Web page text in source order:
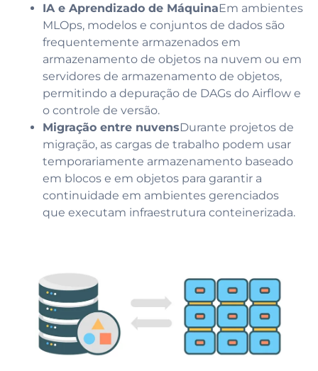
IA e Aprendizado de MáquinaEm ambientes
MLOps, modelos e conjuntos de dados são
frequentemente armazenados em
armazenamento de objetos na nuvem ou em
servidores de armazenamento de objetos,
permitindo a depuração de DAGs do Airflow e
o controle de versão.
Migração entre nuvensDurante projetos de
migração, as cargas de trabalho podem usar
temporariamente armazenamento baseado
em blocos e em objetos para garantir a
continuidade em ambientes gerenciados
que executam infraestrutura conteinerizada.